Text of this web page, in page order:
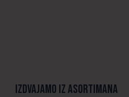
Izdvajamo iz asortimana